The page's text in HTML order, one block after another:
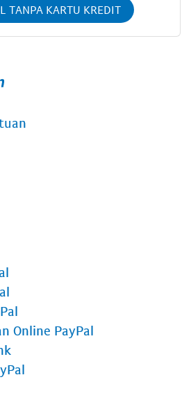
TANPA KARTU KREDIT
Online PayPal